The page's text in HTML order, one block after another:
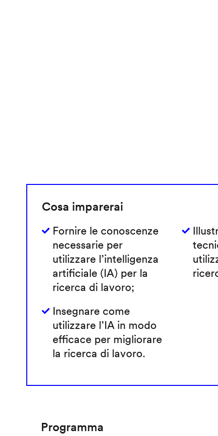
Cosa imparerai
Fornire le conoscenze
necessarie per
utilizzare l’intelligenza
artificiale (IA) per la
ricerca di lavoro;
Insegnare come
utilizzare l’IA in modo
efficace per migliorare
la ricerca di lavoro.
Programma